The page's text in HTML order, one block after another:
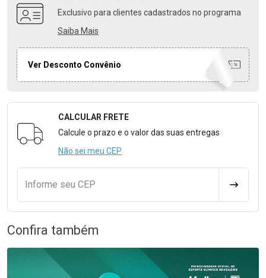
Exclusivo para clientes cadastrados no programa
Saiba Mais
Ver Desconto Convênio
Formulário para Calcular o Frete
CALCULAR FRETE
Calcule o prazo e o valor das suas entregas
Não sei meu CEP
Informe seu CEP
Confira também